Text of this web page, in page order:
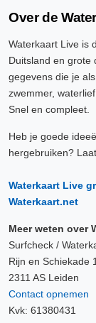
Over de
Waterkaart Live is
Duitsland en grote
gegevens die je
zwemmer,
Snel en compleet.
Heb je goede
hergebruiken?
Waterkaart Live
Waterkaart.net
Meer weten over
Surfcheck /
Rijn en Schiekade
2311 AS Leiden
Contact opnemen
Kvk: 61380431